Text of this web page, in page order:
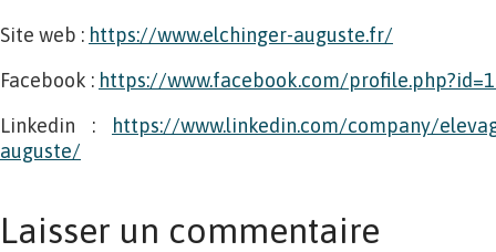
Site web : https://www.elchinger-auguste.fr/
Facebook : https://www.facebook.com/
Linkedin :
https://www.linkedin.com/company/
auguste/
Laisser un commentaire